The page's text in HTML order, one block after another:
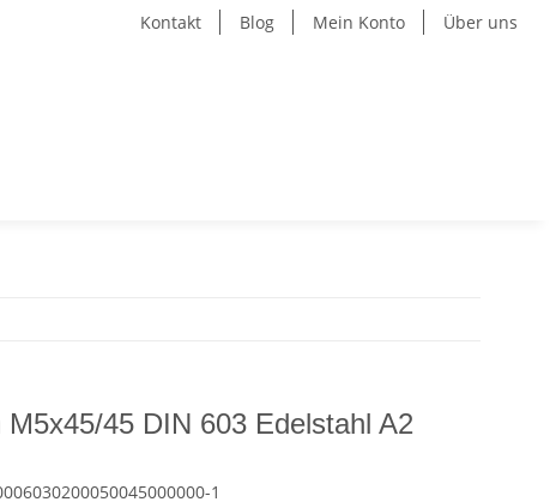
Kontakt Blog Mein Konto Über uns
45 DIN 603 Edelstahl A2
1